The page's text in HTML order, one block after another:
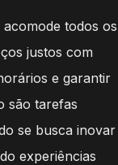
todos os
justos com
e garantir
são tarefas
se busca inovar
experiências